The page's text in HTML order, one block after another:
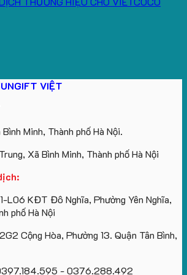
VIỆT
Minh, Thành phố Hà Nội.
Xã Bình Minh, Thành phố Hà Nội
L06 KĐT Đô Nghĩa, Phường Yên Nghĩa,
phố Hà Nội
Cộng Hòa, Phường 13. Quận Tân Bình,
- 0376.288.492